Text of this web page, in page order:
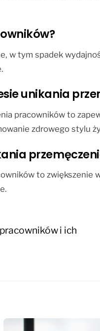
w tym spadek
unikania
pracowników to
zdrowego stylu
to zwiększenie
i ich